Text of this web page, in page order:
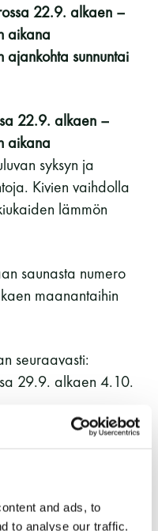
and ads, to
to analyse our traffic.
ilmainen
120€
695€ / 275€
Helsinki
4167
22.9. alkaen –
aikana
sunnuntai
22.9. alkaen –
aikana
syksyn ja
Kivien vaihdolla
lämmön
saunasta numero
maanantaihin
seuraavasti:
29.9. alkaen 4.10.
6.10. alkaen
3.11. alkaen 8.11.